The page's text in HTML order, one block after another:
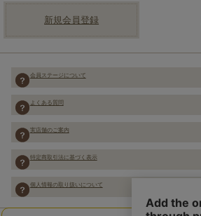
新規会員登録
会員ステージについて
よくある質問
実店舗のご案内
特定商取引法に基づく表示
個人情報の取り扱いについて